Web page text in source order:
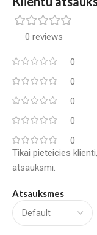
0 reviews
0
0
0
0
0
Atsauksmes
Tikai pieteicies
atsauksmi.